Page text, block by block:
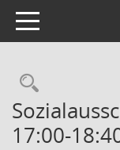
Toggle navigation
17:00-